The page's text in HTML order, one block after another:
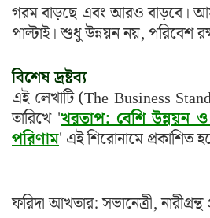
গরম বাড়ছে এবং আরও বাড়বে।
পাল্টাই। শুধু উন্নয়ন নয়, পরিবেশ
বিশেষ দ্রষ্টব্য
এই লেখাটি (The Business
তারিখে 'খরতাপ: বেশি উন্নয়ন
পরিণাম' এই শিরোনামে প্রকাশিত
ফরিদা আখতার: সভানেত্রী, নারীগ্রন্থ